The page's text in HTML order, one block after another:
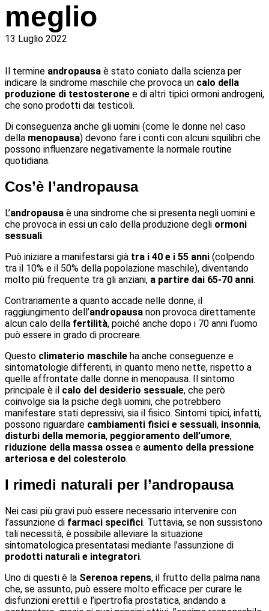
meglio
13 Luglio 2022
Il termine andropausa è stato coniato dalla scienza per
indicare la sindrome maschile che provoca un calo della
produzione di testosterone e di altri tipici ormoni androgeni,
che sono prodotti dai testicoli.
Di conseguenza anche gli uomini (come le donne nel caso
della menopausa) devono fare i conti con alcuni squilibri che
possono influenzare negativamente la normale routine
quotidiana.
Cos’è l’andropausa
L’andropausa è una sindrome che si presenta negli uomini e
che provoca in essi un calo della produzione degli ormoni
sessuali.
Può iniziare a manifestarsi già tra i 40 e i 55 anni (colpendo
tra il 10% e il 50% della popolazione maschile), diventando
molto più frequente tra gli anziani, a partire dai 65-70 anni.
Contrariamente a quanto accade nelle donne, il
raggiungimento dell’andropausa non provoca direttamente
alcun calo della fertilità, poiché anche dopo i 70 anni l’uomo
può essere in grado di procreare.
Questo climaterio maschile ha anche conseguenze e
sintomatologie differenti, in quanto meno nette, rispetto a
quelle affrontate dalle donne in menopausa. Il sintomo
principale è il calo del desiderio sessuale, che però
coinvolge sia la psiche degli uomini, che potrebbero
manifestare stati depressivi, sia il fisico. Sintomi tipici, infatti,
possono riguardare cambiamenti fisici e sessuali, insonnia,
disturbi della memoria, peggioramento dell’umore,
riduzione della massa ossea e aumento della pressione
arteriosa e del colesterolo.
I rimedi naturali per l’andropausa
Nei casi più gravi può essere necessario intervenire con
l’assunzione di farmaci specifici. Tuttavia, se non sussistono
tali necessità, è possibile alleviare la situazione
sintomatologica presentatasi mediante l’assunzione di
prodotti naturali e integratori.
Uno di questi è la Serenoa repens, il frutto della palma nana
che, se assunto, può essere molto efficace per curare le
disfunzioni erettili e l’ipertrofia prostatica, andando a